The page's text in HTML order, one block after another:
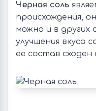
Черная соль
происхождения,
можно и в других
улучшения вкуса
ее состав сходен